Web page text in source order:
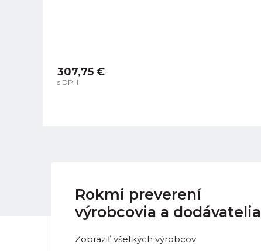
307,75 €
s DPH
Rokmi preverení
výrobcovia a dodávatelia
Zobraziť všetkých výrobcov